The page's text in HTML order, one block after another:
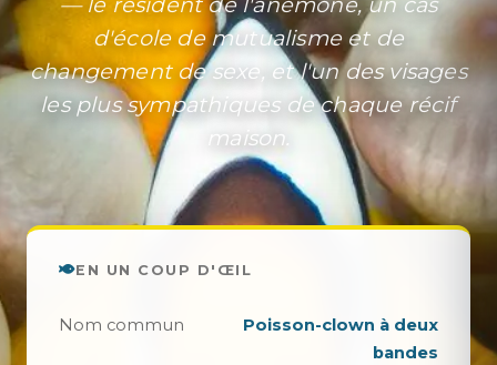
d'école de mutualisme et de
changement de sexe, et l'un des visages
les plus sympathiques de chaque récif
maison.
EN UN COUP D'ŒIL
Nom commun
Poisson-clown à deux
bandes